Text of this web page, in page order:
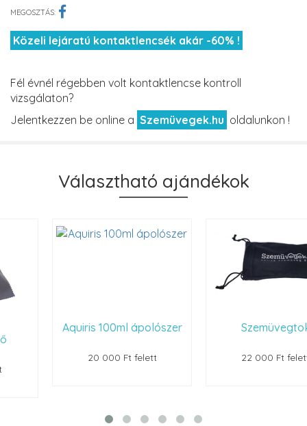
MEGOSZTÁS:
Közeli lejáratú kontaktlencsék akár -60% !
Fél évnél régebben volt kontaktlencse kontroll
vizsgálaton?
Jelentkezzen be online a Szemüvegek.hu oldalunkon !
Választható ajándékok
Aquiris 100ml ápolószer
20 000 Ft felett
Szemüvegtok
22 000 Ft felett